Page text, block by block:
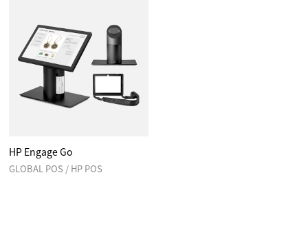
HP Engage Go
GLOBAL POS / HP POS